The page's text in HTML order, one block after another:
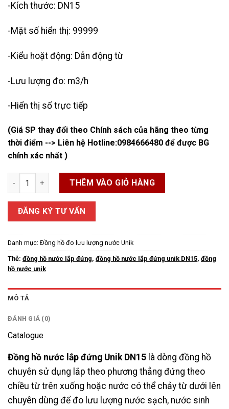
-Kích thước: DN15
-Mặt số hiển thị: 99999
-Kiểu hoặt động: Dẫn động từ
-Lưu lượng đo: m3/h
-Hiển thị số trực tiếp
(Giá SP thay đổi theo Chính sách của hãng theo từng
thời điểm --> Liên hệ Hotline:0984666480 để được BG
chính xác nhất )
Đồng Hồ Nước Lắp Đứng Unik DN15 số lượng
THÊM VÀO GIỎ HÀNG
ĐĂNG KÝ TƯ VẤN
Danh mục: Đồng hồ đo lưu lượng nước Unik
Thẻ: đồng hồ nước lắp đứng, đồng hồ nước lắp đứng unik DN15, đồng
hồ nước unik
MÔ TẢ
ĐÁNH GIÁ (0)
Catalogue
Đồng hồ nước lắp đứng Unik DN15 là dòng đồng hồ
chuyên sử dụng lắp theo phương thẳng đứng theo
chiều từ trên xuống hoặc nước có thể chảy từ dưới lên
chuyên dùng để đo lưu lượng nước sạch, nước sinh